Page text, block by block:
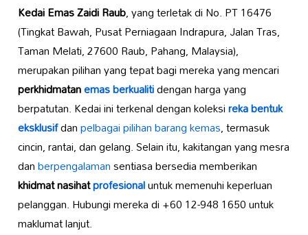
Kedai Emas Zaidi Raub, yang terletak di No. PT 16476
(Tingkat Bawah, Pusat Perniagaan Indrapura, Jalan Tras,
Taman Melati, 27600 Raub, Pahang, Malaysia),
merupakan pilihan yang tepat bagi mereka yang mencari
perkhidmatanemas berkualitidengan harga yang
berpatutan. Kedai ini terkenal dengan koleksireka bentuk
eksklusifdanpelbagai pilihan barang kemas, termasuk
cincin, rantai, dan gelang. Selain itu, kakitangan yang mesra
danberpengalamansentiasa bersedia memberikan
khidmat nasihatprofesionaluntuk memenuhi keperluan
pelanggan. Hubungi mereka di +60 12-948 1650 untuk
maklumat lanjut.